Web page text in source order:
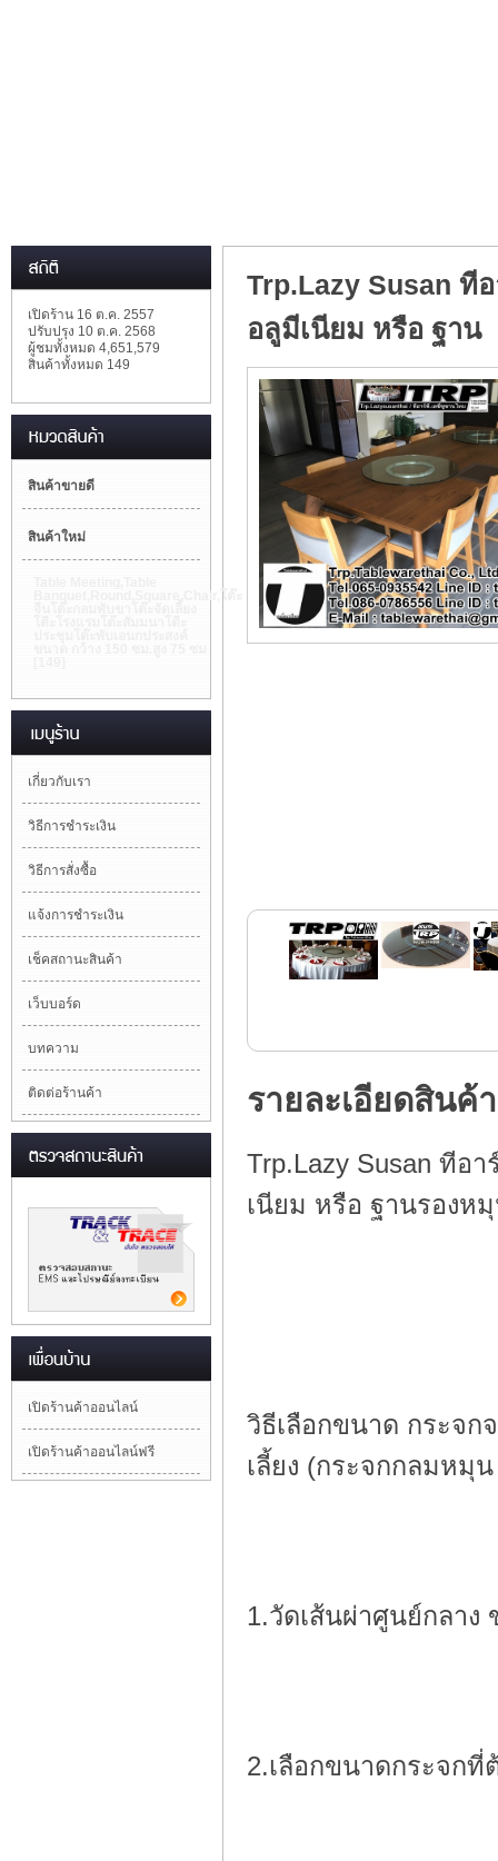
เปิดร้าน 16 ต.ค. 2557
ปรับปรุง 10 ต.ค. 2568
ผู้ชมทั้งหมด 4,651,579
สินค้าทั้งหมด 149
สินค้าขายดี
สินค้าใหม่
Banquet,Round,Square,Chair,โต๊ะ
เกี่ยวกับเรา
วิธีการชำระเงิน
วิธีการสั่งซื้อ
แจ้งการชำระเงิน
เช็คสถานะสินค้า
เว็บบอร์ด
บทความ
ติดต่อร้านค้า
เปิดร้านค้าออนไลน์
เปิดร้านค้าออนไลน์ฟรี
Trp.Lazy Susan ที
อลูมีเนียม หรือ ฐาน
รายละเอียดสินค้า
Trp.Lazy Susan ทีอ
เนียม หรือ ฐานรองห
วิธีเลือกขนาด กระจ
เลี้ยง (กระจกกลมหมุ
1.วัดเส้นผ่าศูนย์กลาง
2.เลือกขนาดกระจกที่